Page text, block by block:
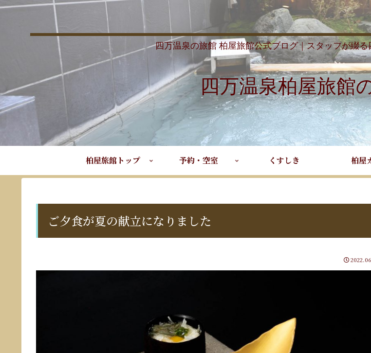
四万温泉の旅館 柏屋旅館公式ブログ｜スタッフが綴
四万温泉柏屋旅館
柏屋旅館トップ 予約・空室 くすしき 柏屋
ご夕食が夏の献立になりました